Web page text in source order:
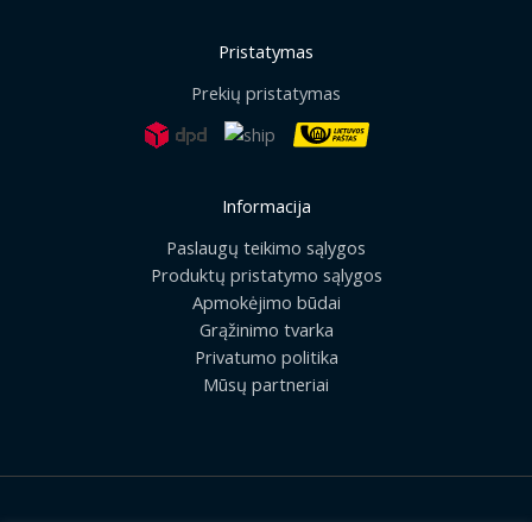
Pristatymas
Prekių pristatymas
Informacija
Paslaugų teikimo sąlygos
Produktų pristatymo sąlygos
Apmokėjimo būdai
Grąžinimo tvarka
Privatumo politika
Mūsų partneriai